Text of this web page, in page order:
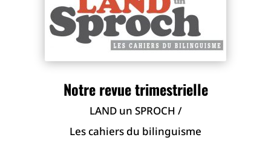
Notre revue trimestrielle
LAND un SPROCH /
Les cahiers du bilinguisme